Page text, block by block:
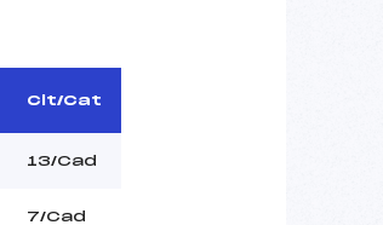
Clt/Cat
13/Cad
7/Cad